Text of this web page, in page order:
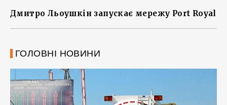
Дмитро Льоушкін запускає мережу Port Royal
ГОЛОВНІ НОВИНИ